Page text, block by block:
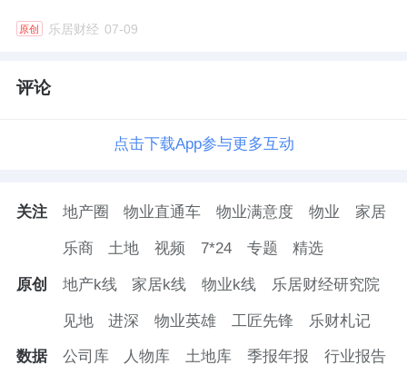
原创 乐居财经 07-09
评论
点击下载App参与更多互动
关注 地产圈 物业直通车 物业满意度 物业 家居
乐商 土地 视频 7*24 专题 精选
原创 地产k线 家居k线 物业k线 乐居财经研究院
见地 进深 物业英雄 工匠先锋 乐财札记
数据 公司库 人物库 土地库 季报年报 行业报告